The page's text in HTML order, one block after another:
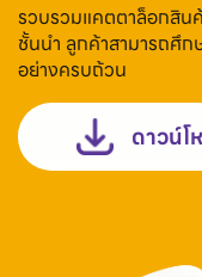
รวบรวมแคตตาล็อกสิน
ชั้นนำ ลูกค้าสามารถศึก
อย่างครบถ้วน
ดาวน์